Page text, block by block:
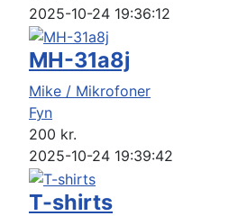
2025-10-24 19:36:12
MH-31a8j
Mike / Mikrofoner
Fyn
200 kr.
2025-10-24 19:39:42
T-shirts